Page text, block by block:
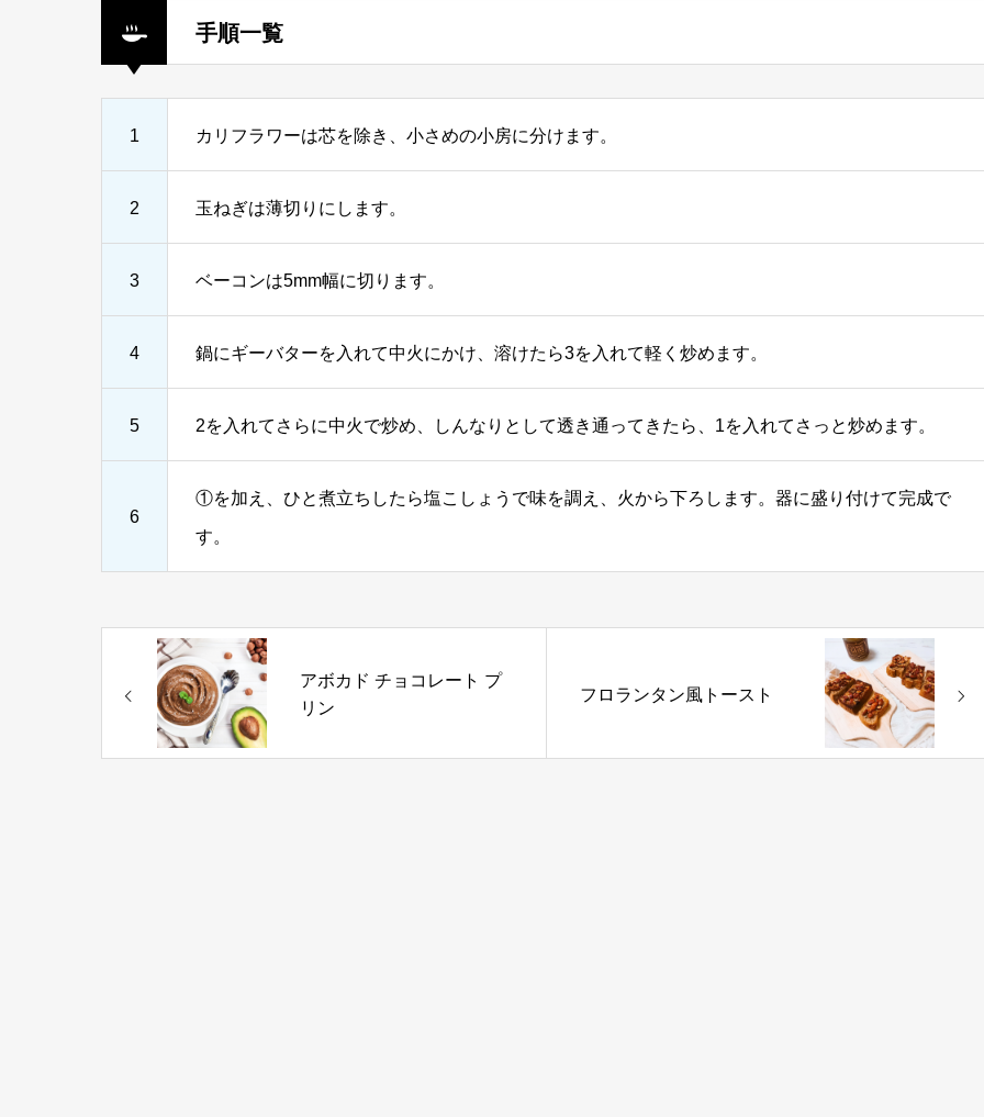
手順一覧
1 カリフラワーは芯を除き、小さめの小房に分けます。
2 玉ねぎは薄切りにします。
3 ベーコンは5mm幅に切ります。
4 鍋にギーバターを入れて中火にかけ、溶けたら3を入れて軽く炒めます。
5 2を入れてさらに中火で炒め、しんなりとして透き通ってきたら、1を入れてさっと炒めます。
6
①を加え、ひと煮立ちしたら塩こしょうで味を調え、火から下ろします。器に盛り付けて完成で
す。
アボカド チョコレート プ
リン
フロランタン風トースト